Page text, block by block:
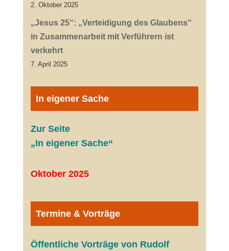
2. Oktober 2025
„Jesus 25“: „Verteidigung des Glaubens“
in Zusammenarbeit mit Verführern ist
verkehrt
7. April 2025
In eigener Sache
Zur Seite
„In eigener Sache“
Oktober 2025
Termine & Vorträge
Öffentliche Vorträge von Rudolf